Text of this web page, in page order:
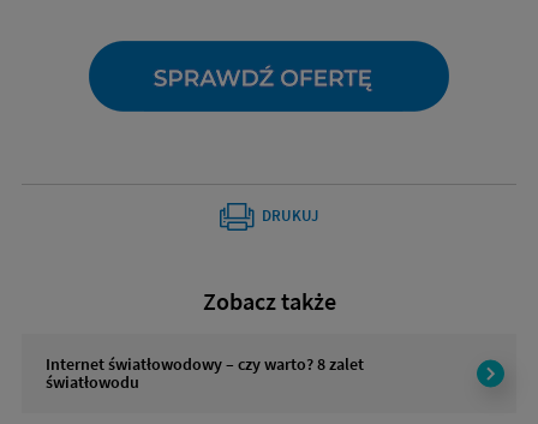
DRUKUJ
Zobacz także
Internet światłowodowy – czy warto? 8 zalet
światłowodu